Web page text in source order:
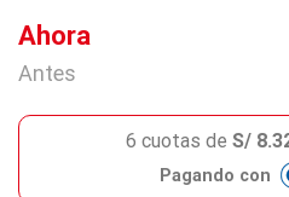
Ahora
Antes
6 cuotas de S/
Pagando con